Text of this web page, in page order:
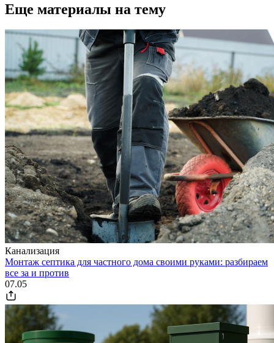
Еще материалы на тему
Канализация
Монтаж септика для частного дома своими руками: разбираем
все за и против
07.05